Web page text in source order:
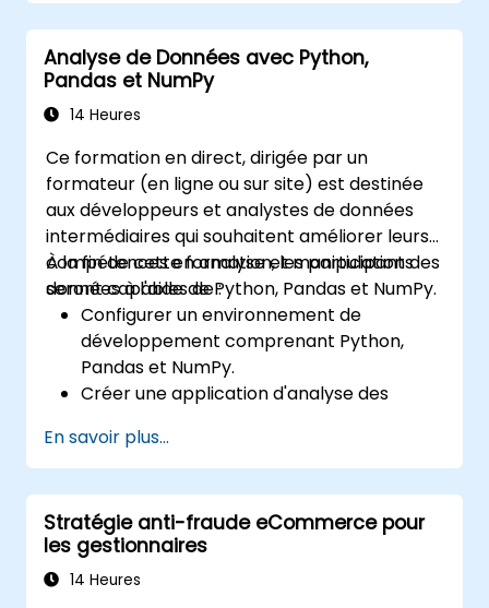
roulement, de gérer les relations bancaires,
de renforcer les contrôles des paiements et
de prendre des décisions éclairées en
matière de financement et d'investissement.
gestion du trésorerie au sein de leurs
organisations.
Analyse de Données avec Python,
Pandas et NumPy
14 Heures
Ce formation en direct, dirigée par un
formateur (en ligne ou sur site) est destinée
aux développeurs et analystes de données
intermédiaires qui souhaitent améliorer leurs
compétences en analyse et manipulation des
données à l'aide de Python, Pandas et NumPy.
À la fin de cette formation, les participants
seront capables de :
Configurer un environnement de
développement comprenant Python,
Pandas et NumPy.
Créer une application d'analyse des
Réaliser des opérations avancées de
préparation, de tri et de filtrage des
données.
Conduire des opérations agrégées et
analyser les séries temporelles.
Visualiser les données à l'aide de
En savoir plus...
Stratégie anti-fraude eCommerce pour
les gestionnaires
14 Heures